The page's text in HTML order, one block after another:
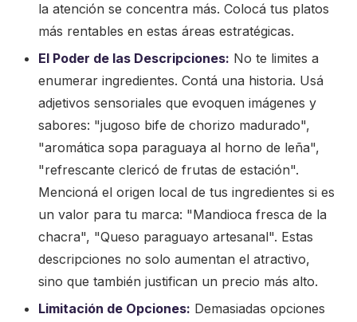
la atención se concentra más. Colocá tus platos
más rentables en estas áreas estratégicas.
El Poder de las Descripciones: No te limites a
enumerar ingredientes. Contá una historia. Usá
adjetivos sensoriales que evoquen imágenes y
sabores: "jugoso bife de chorizo madurado",
"aromática sopa paraguaya al horno de leña",
"refrescante clericó de frutas de estación".
Mencioná el origen local de tus ingredientes si es
un valor para tu marca: "Mandioca fresca de la
chacra", "Queso paraguayo artesanal". Estas
descripciones no solo aumentan el atractivo,
sino que también justifican un precio más alto.
Limitación de Opciones: Demasiadas opciones